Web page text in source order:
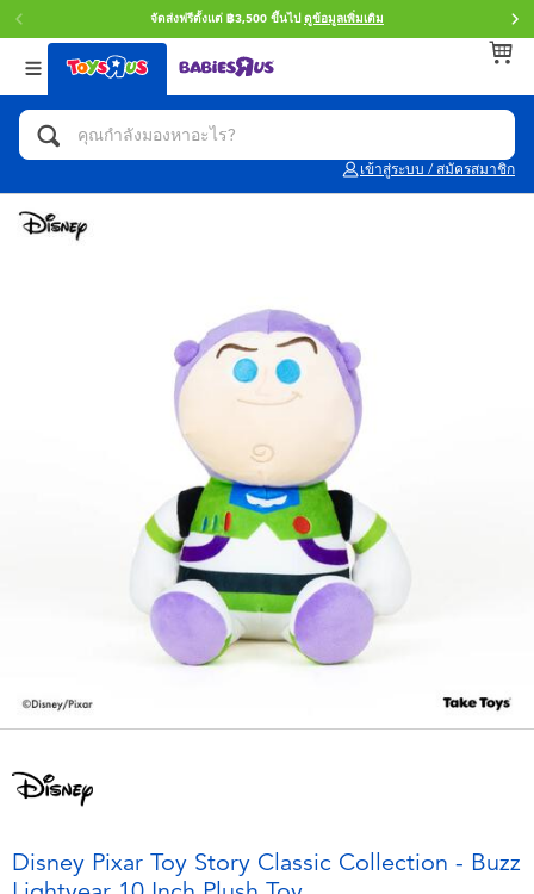
จัดส่งฟรีตั้งแต่ ฿3,500 ขึ้นไป ดูข้อมูลเพิ่มเติม
เข้าสู่ระบบ / สมัครสมาชิก
กลับ
หมวดหมู่
แอคชั่นฟิกเกอร์ และการสวมบทบาทเป็นฮีโร่
รถของเล่น, รถบรรทุกของเล่น, รถไฟของเล่น
และรีโมทบังคับ
กิจกรรมและงานคราฟท์
ตุ๊กตาและของสะสม
อุปกรณ์อิเล็คทรอนิกส์
เกมและพัซเซิล
ปาร์ตี้
อุปกรณ์แต่งตัวและการสวมบทบาท
กลับ
แบรนด์
Toy Story ทอย สตอรี่
Blokees บล็อคคีส์
playpop
Marvel มาร์เวล
Hot Wheels ฮ็อตวีลส์
กลับ
Age
0~2 ปี
Disney Pixar Toy Story Classic Collection - Buzz